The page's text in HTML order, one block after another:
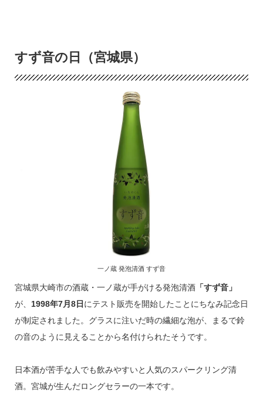
すず音の日（宮城県）
一ノ蔵 発泡清酒 すず音
宮城県大崎市の酒蔵・一ノ蔵が手がける発泡清酒「すず音」
が、 1998年7月8日 にテスト販売を開始したことにちなみ記念日
が制定されました。グラスに注いだ時の繊細な泡が、まるで鈴
の音のように見えることから名付けられたそうです。
日本酒が苦手な人でも飲みやすいと人気のスパークリング清
酒。宮城が生んだロングセラーの一本です。